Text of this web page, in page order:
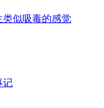
似吸毒的感觉
记